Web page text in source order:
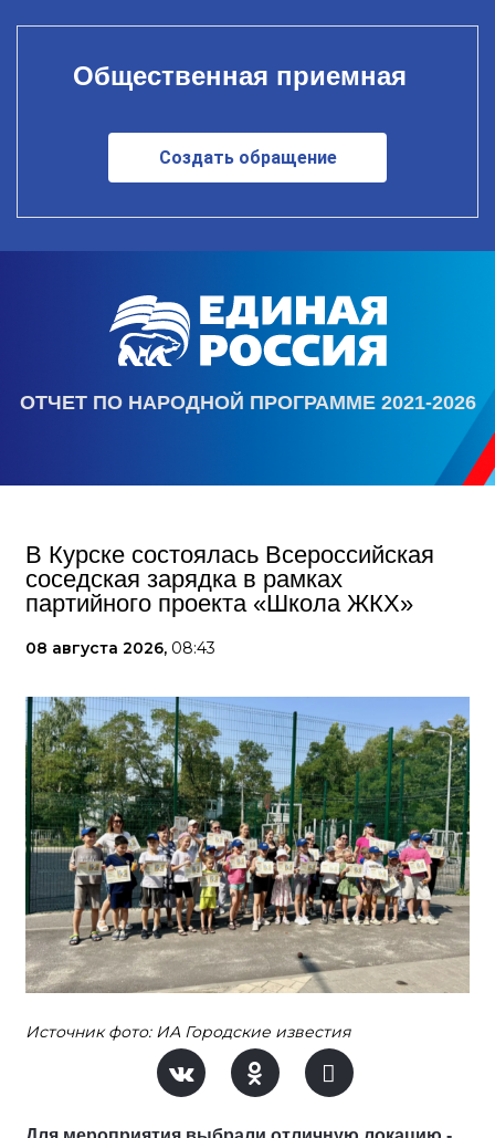
Общественная приемная
Создать обращение
ОТЧЕТ ПО НАРОДНОЙ ПРОГРАММЕ 2021-2026
В Курске состоялась Всероссийская
соседская зарядка в рамках
партийного проекта «Школа ЖКХ»
08 августа 2026, 08:43
Источник фото: ИА Городские известия